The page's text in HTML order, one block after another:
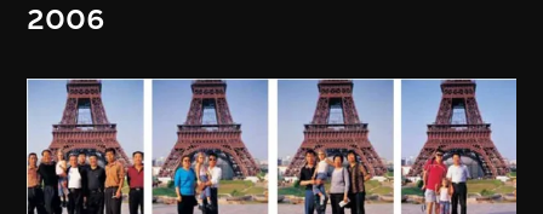
2006